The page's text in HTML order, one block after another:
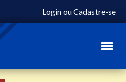
LoginouCadastre-se